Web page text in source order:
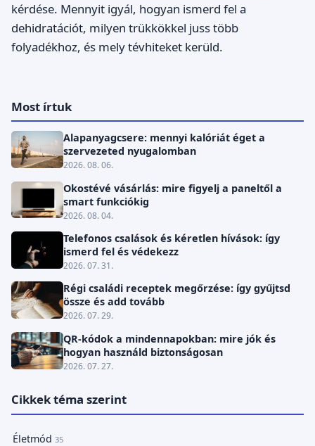
kérdése. Mennyit igyál, hogyan ismerd fel a
dehidratációt, milyen trükkökkel juss több
folyadékhoz, és mely tévhiteket kerüld.
Most írtuk
Alapanyagcsere: mennyi kalóriát éget a
szervezeted nyugalomban
2026. 08. 06.
Okostévé vásárlás: mire figyelj a paneltől a
smart funkciókig
2026. 08. 04.
Telefonos csalások és kéretlen hívások: így
ismerd fel és védekezz
2026. 07. 31.
Régi családi receptek megőrzése: így gyűjtsd
össze és add tovább
2026. 07. 29.
QR-kódok a mindennapokban: mire jók és
hogyan használd biztonságosan
2026. 07. 27.
Cikkek téma szerint
Életmód 35